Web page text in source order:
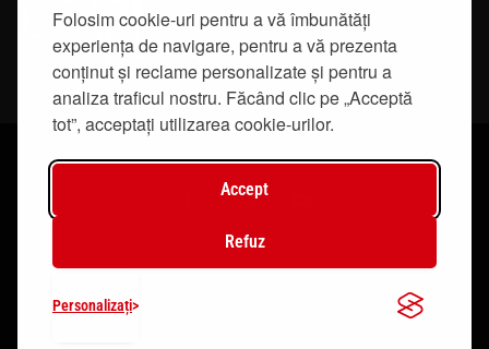
Folosim cookie-uri pentru a vă îmbunătăți
experiența de navigare, pentru a vă prezenta
conținut și reclame personalizate și pentru a
analiza traficul nostru. Făcând clic pe „Acceptă
tot”, acceptați utilizarea cookie-urilor.
Accept
Refuz
Personalizați
integrității
7 august 2026
© 2019 - IasiTV Life. Toate drepturile rezervate.